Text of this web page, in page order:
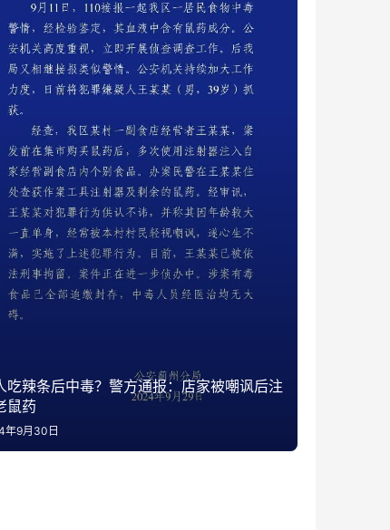
吃辣条后中毒？警方通报：店家被嘲讽后注
鼠药
年9月30日